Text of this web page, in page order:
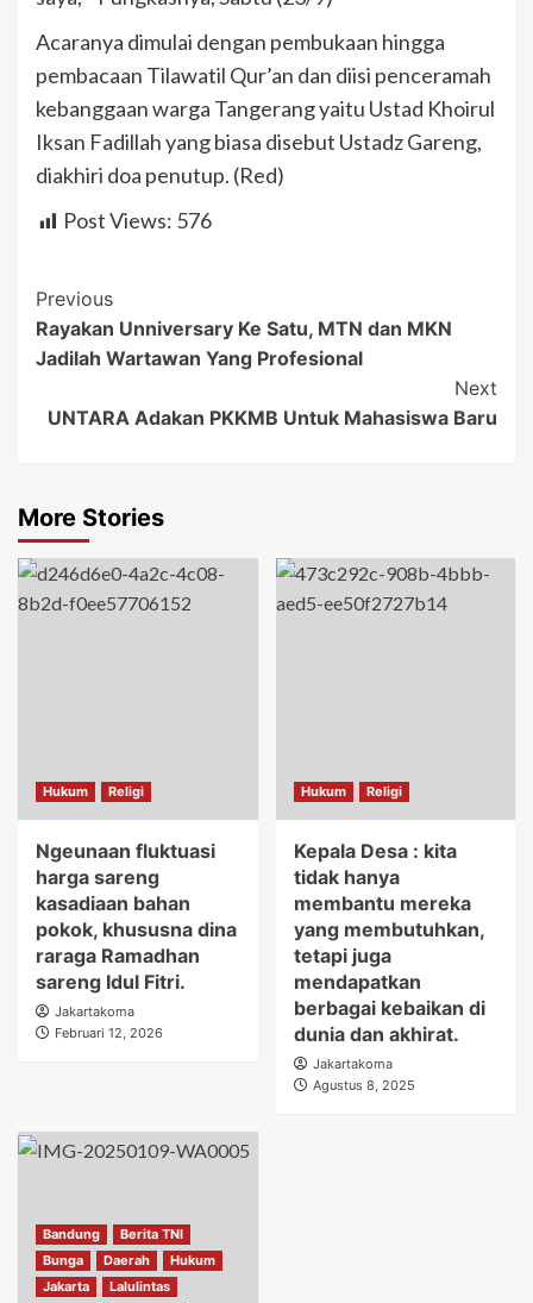
Acaranya dimulai dengan pembukaan hingga
pembacaan Tilawatil Qur’an dan diisi penceramah
kebanggaan warga Tangerang yaitu Ustad Khoirul
Iksan Fadillah yang biasa disebut Ustadz Gareng,
diakhiri doa penutup. (Red)
Post Views: 576
Post
Navigation
Previous
Rayakan Unniversary Ke Satu, MTN dan MKN
Jadilah Wartawan Yang Profesional
Next
UNTARA Adakan PKKMB Untuk Mahasiswa Baru
More Stories
Hukum Religi
Ngeunaan fluktuasi
harga sareng
kasadiaan bahan
pokok, khususna dina
raraga Ramadhan
sareng Idul Fitri.
Jakartakoma
Februari 12, 2026
Hukum Religi
Kepala Desa : kita
tidak hanya
membantu mereka
yang membutuhkan,
tetapi juga
mendapatkan
berbagai kebaikan di
dunia dan akhirat.
Jakartakoma
Agustus 8, 2025
Bandung
Berita TNI
Bunga
Daerah
Hukum
Jakarta
Lalulintas